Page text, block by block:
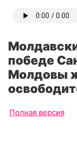
победе
Молдовы
Полная версия